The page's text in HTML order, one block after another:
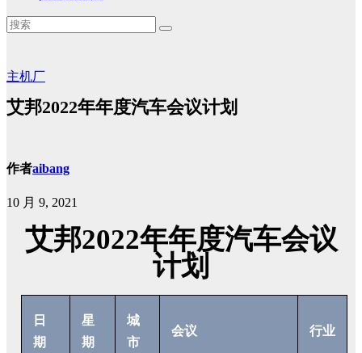
主机厂
艾邦2022年年度汽车会议计划
作者aibang
10 月 9, 2021
艾邦2022年年度汽车会议
计划
日
期
星
期
城
市
会议 行业